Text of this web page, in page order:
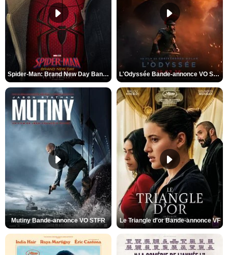
Spider-Man: Brand New Day Bande-annonce VO STFR L'Odyssée Bande-annonce VO STFR
Mutiny Bande-annonce VO STFR Le Triangle d'or Bande-annonce VF